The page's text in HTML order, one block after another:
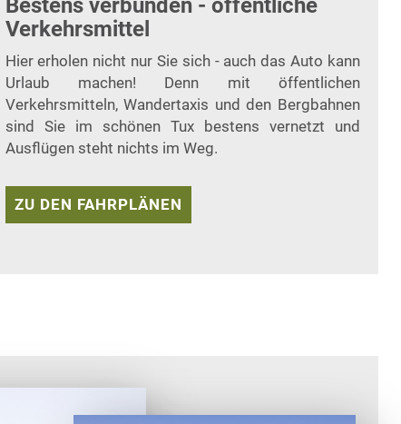
Verkehrsmittel
Hier erholen nicht nur Sie sich - auch das Auto kann
Urlaub machen! Denn mit öffentlichen
Verkehrsmitteln, Wandertaxis und den Bergbahnen
sind Sie im schönen Tux bestens vernetzt und
Ausflügen steht nichts im Weg.
ZU DEN FAHRPLÄNEN